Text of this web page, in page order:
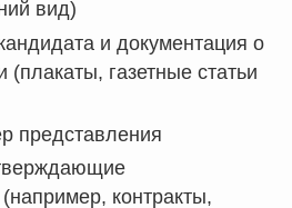
вид)
и документация о
(плакаты, газетные статьи
представления
контракты,